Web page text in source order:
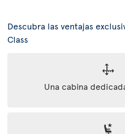
Descubra las ventajas
Class
Una cabina